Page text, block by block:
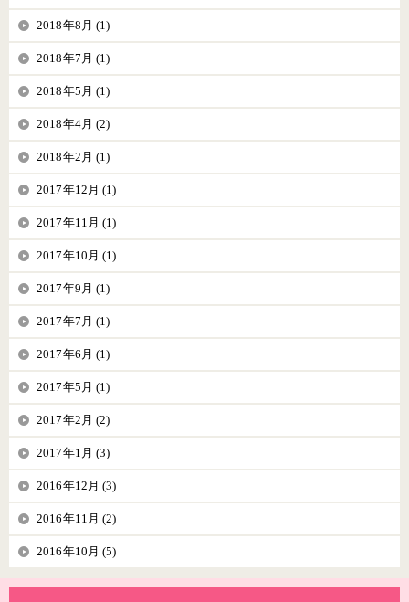
2018年8月 (1)
2018年7月 (1)
2018年5月 (1)
2018年4月 (2)
2018年2月 (1)
2017年12月 (1)
2017年11月 (1)
2017年10月 (1)
2017年9月 (1)
2017年7月 (1)
2017年6月 (1)
2017年5月 (1)
2017年2月 (2)
2017年1月 (3)
2016年12月 (3)
2016年11月 (2)
2016年10月 (5)